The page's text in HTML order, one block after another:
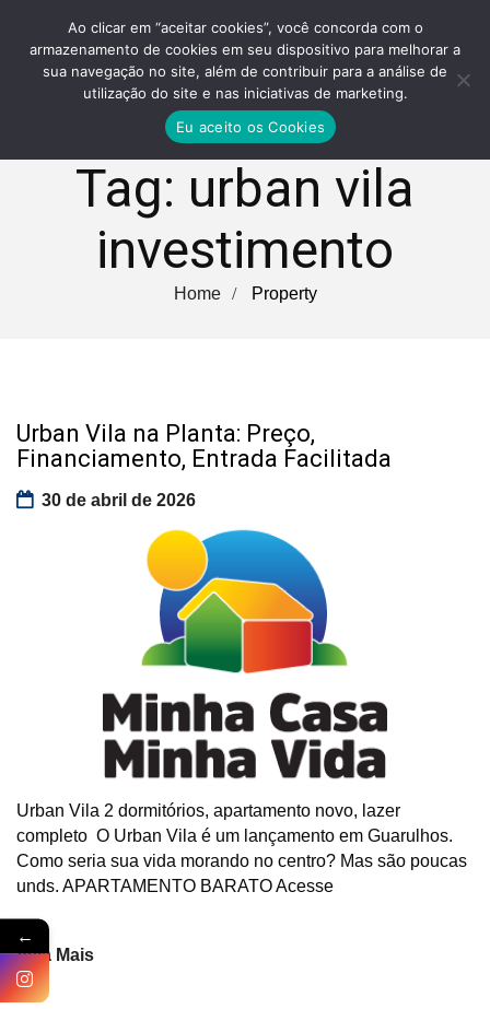
Tag: urban vila
investimento
Home Property
Urban Vila na Planta: Preço,
Financiamento, Entrada Facilitada
30 de abril de 2026
Urban Vila 2 dormitórios, apartamento novo, lazer
completo O Urban Vila é um lançamento em Guarulhos.
Como seria sua vida morando no centro? Mas são poucas
unds. APARTAMENTO BARATO Acesse
Veja Mais
←
Ao clicar em “aceitar cookies”, você concorda com o
armazenamento de cookies em seu dispositivo para melhorar a
sua navegação no site, além de contribuir para a análise de
utilização do site e nas iniciativas de marketing.
Eu aceito os Cookies